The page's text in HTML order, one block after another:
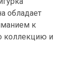
обладает
к
коллекцию и